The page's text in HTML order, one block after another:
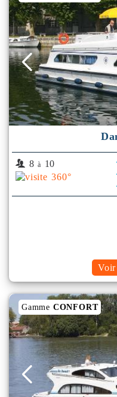
8 à 10
Gamme CONFORT